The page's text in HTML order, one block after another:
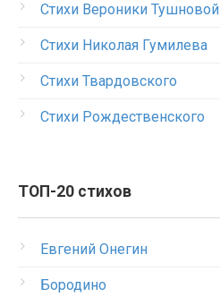
Стихи Вероники Тушновой
Стихи Николая Гумилева
Стихи Твардовского
Стихи Рождественского
ТОП-20 стихов
Евгений Онегин
Бородино